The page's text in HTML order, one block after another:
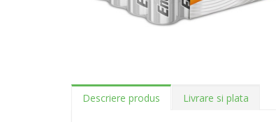
Descriere produs Livrare si plata